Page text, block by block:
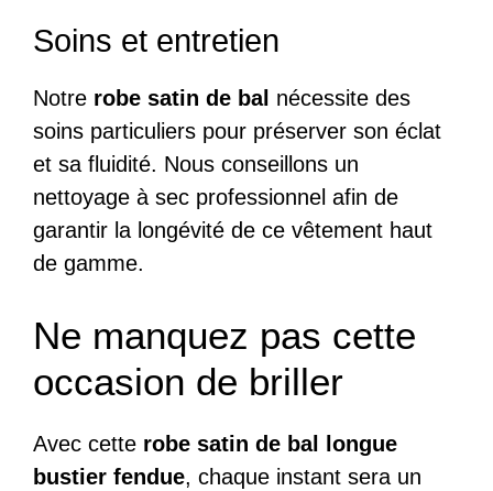
Soins et entretien
Notre robe satin de bal nécessite des
soins particuliers pour préserver son éclat
et sa fluidité. Nous conseillons un
nettoyage à sec professionnel afin de
garantir la longévité de ce vêtement haut
de gamme.
Ne manquez pas cette
occasion de briller
Avec cette robe satin de bal longue
bustier fendue, chaque instant sera un